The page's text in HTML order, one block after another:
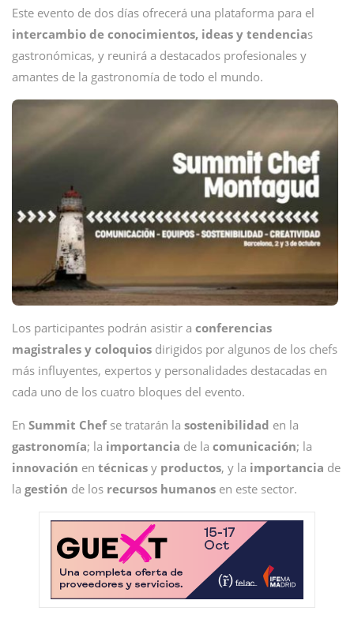
Este evento de dos días ofrecerá una plataforma para el
intercambio de conocimientos, ideas y tendencias
gastronómicas, y reunirá a destacados profesionales y
amantes de la gastronomía de todo el mundo.
Los participantes podrán asistir a conferencias
magistrales y coloquios dirigidos por algunos de los chefs
más influyentes, expertos y personalidades destacadas en
cada uno de los cuatro bloques del evento.
En Summit Chef se tratarán la sostenibilidad en la
gastronomía; la importancia de la comunicación; la
innovación en técnicas y productos, y la importancia de
la gestión de los recursos humanos en este sector.